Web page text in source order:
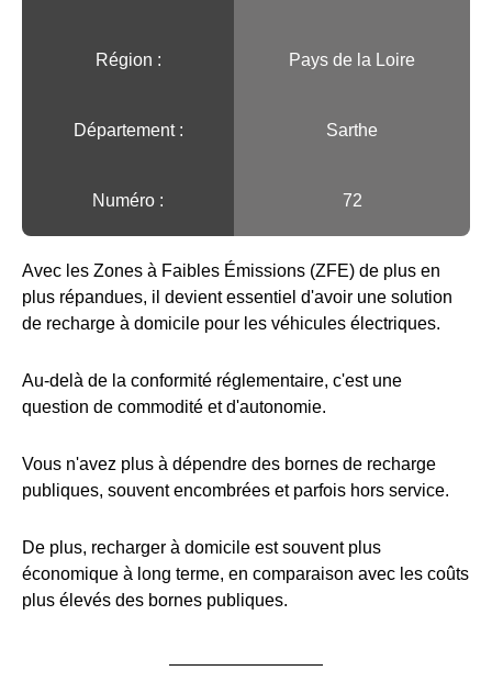
Région :️ Pays de la Loire
Département : Sarthe
Numéro : 72
Avec les Zones à Faibles Émissions (ZFE) de plus en
plus répandues, il devient essentiel d'avoir une solution
de recharge à domicile pour les véhicules électriques.
Au-delà de la conformité réglementaire, c'est une
question de commodité et d'autonomie.
Vous n'avez plus à dépendre des bornes de recharge
publiques, souvent encombrées et parfois hors service.
De plus, recharger à domicile est souvent plus
économique à long terme, en comparaison avec les coûts
plus élevés des bornes publiques.